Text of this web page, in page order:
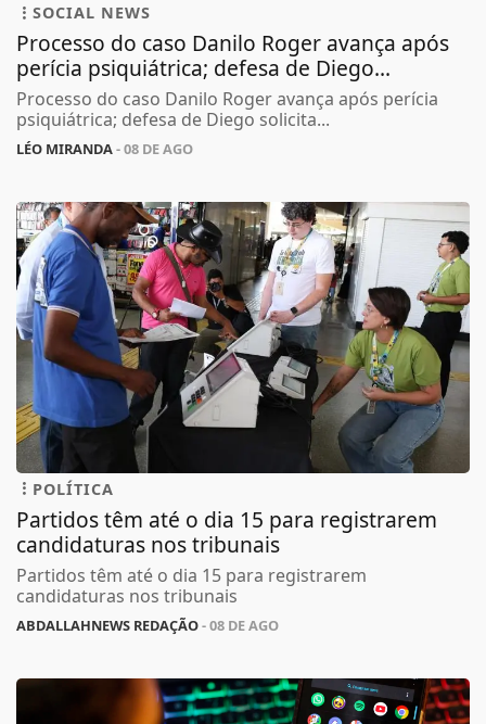
SOCIAL NEWS
Processo do caso Danilo Roger avança após
perícia psiquiátrica; defesa de Diego...
Processo do caso Danilo Roger avança após perícia
psiquiátrica; defesa de Diego solicita...
LÉO MIRANDA- 08 DE AGO
POLÍTICA
Partidos têm até o dia 15 para registrarem
candidaturas nos tribunais
Partidos têm até o dia 15 para registrarem
candidaturas nos tribunais
ABDALLAHNEWS REDAÇÃO- 08 DE AGO